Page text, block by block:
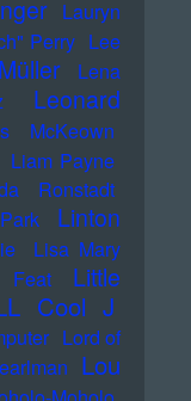
Lauryn
Perry Lee
Lena
Leonard
McKeown
Liam Payne
Ronstadt
Linton
Lisa Mary
Feat
Little
Cool J
Lord of
Lou